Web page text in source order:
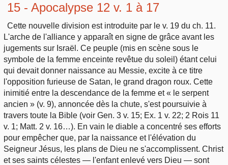
15 - Apocalypse 12 v. 1 à 17
Cette nouvelle division est introduite par le v. 19 du ch. 11.
L'arche de l'alliance y apparaît en signe de grâce avant les
jugements sur Israël. Ce peuple (mis en scène sous le
symbole de la femme enceinte revêtue du soleil) étant celui
qui devait donner naissance au Messie, excite à ce titre
l'opposition furieuse de Satan, le grand dragon roux. Cette
inimitié entre la descendance de la femme et « le serpent
ancien » (v. 9), annoncée dès la chute, s'est poursuivie à
travers toute la Bible (voir Gen. 3 v. 15; Ex. 1 v. 22; 2 Rois 11
v. 1; Matt. 2 v. 16…). En vain le diable a concentré ses efforts
pour empêcher que, par la naissance et l'élévation du
Seigneur Jésus, les plans de Dieu ne s'accomplissent. Christ
et ses saints célestes — l'enfant enlevé vers Dieu — sont